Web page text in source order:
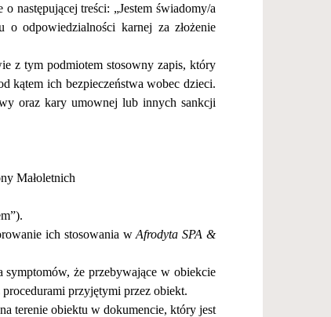
o następującej treści: „Jestemświadomy/a
o odpowiedzialności karnej za złożenie
z tym podmiotem stosowny zapis, który
kątem ich bezpieczeństwa wobec dzieci.
oraz kary umownej lub innych sankcji
Małoletnich
”).
ich stosowania wAfrodyta SPA &
symptomów,że przebywające w obiekcie
przyjętymi przez obiekt.
terenie obiektu w dokumencie, który jest